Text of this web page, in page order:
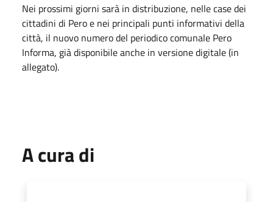
Nei prossimi giorni sarà in distribuzione, nelle case dei
cittadini di Pero e nei principali punti informativi della
città, il nuovo numero del periodico comunale Pero
Informa, già disponibile anche in versione digitale (in
allegato).
A cura di